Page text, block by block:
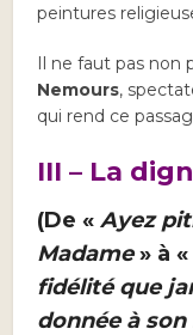
peintures
Il ne faut pas non
Nemours,
qui rend ce
III – La
(De «Ayez
Madame» à «
fidélité que
donnée à